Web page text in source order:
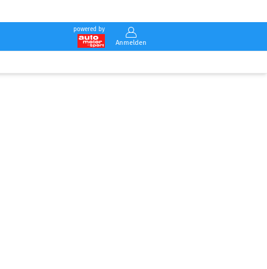
powered by
Anmelden